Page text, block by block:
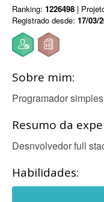
Ranking: 1226498 |
Registrado desde: 17/03/
Sobre mim:
Programador
Resumo da
Desnvolvedor full
Habilidades: